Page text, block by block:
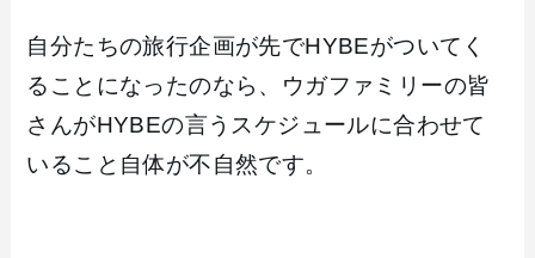
自分たちの旅行企画が先でHYBEがついてく
ることになったのなら、ウガファミリーの皆
さんがHYBEの言うスケジュールに合わせて
いること自体が不自然です。